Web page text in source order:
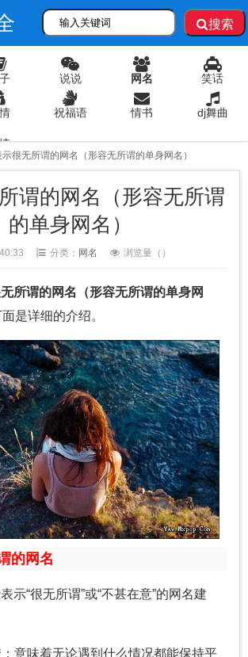
搜索
说说 网名 笑话
祝福语 情书 dj舞曲
示很无所谓的网名（形容无所谓的单身网名）
谓的网名（形容无所谓
的单身网名）
分类： 网名 浏览量（ ）
所谓的网名（形容无所谓的单身网
是详细的介绍。
的网名
示“很无所谓”或“不甚在意”的网名建
意味着无论遇到什么情况都能保持平